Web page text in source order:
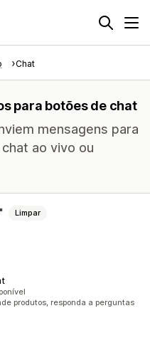
Chat
para botões de chat
mensagens para
ao vivo ou
Limpar
produtos, responda a perguntas